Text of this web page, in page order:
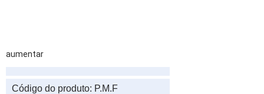
aumentar
Código do produto: P.M.F